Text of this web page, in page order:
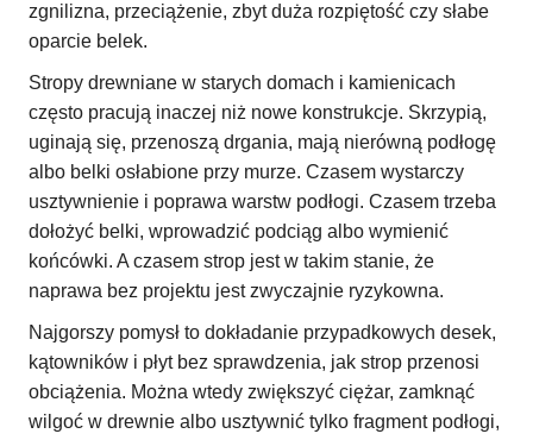
zgnilizna, przeciążenie, zbyt duża rozpiętość czy słabe
oparcie belek.
Stropy drewniane w starych domach i kamienicach
często pracują inaczej niż nowe konstrukcje. Skrzypią,
uginają się, przenoszą drgania, mają nierówną podłogę
albo belki osłabione przy murze. Czasem wystarczy
usztywnienie i poprawa warstw podłogi. Czasem trzeba
dołożyć belki, wprowadzić podciąg albo wymienić
końcówki. A czasem strop jest w takim stanie, że
naprawa bez projektu jest zwyczajnie ryzykowna.
Najgorszy pomysł to dokładanie przypadkowych desek,
kątowników i płyt bez sprawdzenia, jak strop przenosi
obciążenia. Można wtedy zwiększyć ciężar, zamknąć
wilgoć w drewnie albo usztywnić tylko fragment podłogi,